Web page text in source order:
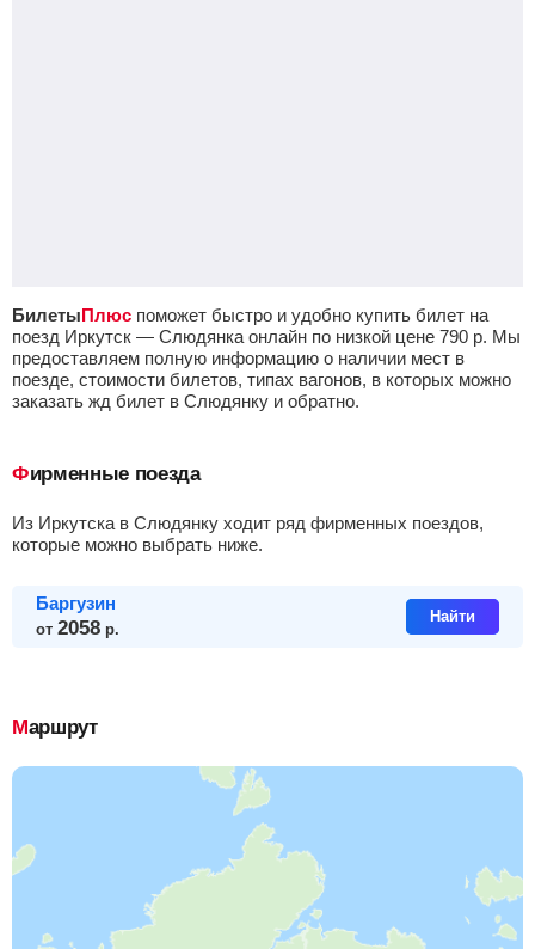
БилетыПлюс поможет быстро и удобно купить билет на
поезд Иркутск — Слюдянка онлайн по низкой цене 790 р. Мы
предоставляем полную информацию о наличии мест в
поезде, стоимости билетов, типах вагонов, в которых можно
заказать жд билет в Слюдянку и обратно.
Фирменные поезда
из Иркутска в Слюдянку ходит ряд фирменных поездов,
которые можно выбрать ниже.
Баргузин
от 2058 р.
Найти
Маршрут